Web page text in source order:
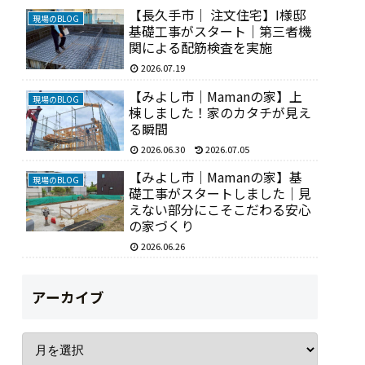
現場のBLOG
【長久手市｜ 注文住宅】I様邸
基礎工事がスタート｜第三者機
関による配筋検査を実施
2026.07.19
現場のBLOG
【みよし市｜Mamanの家】上
棟しました！家のカタチが見え
る瞬間
2026.06.30 2026.07.05
現場のBLOG
【みよし市｜Mamanの家】基
礎工事がスタートしました｜見
えない部分にこそこだわる安心
の家づくり
2026.06.26
アーカイブ